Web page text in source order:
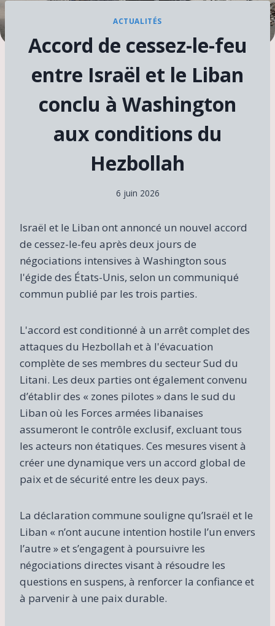
ACTUALITÉS
Accord de cessez-le-feu
entre Israël et le Liban
conclu à Washington
aux conditions du
Hezbollah
6 juin 2026
Israël et le Liban ont annoncé un nouvel accord
de cessez-le-feu après deux jours de
négociations intensives à Washington sous
l'égide des États-Unis, selon un communiqué
commun publié par les trois parties.
L'accord est conditionné à un arrêt complet des
attaques du Hezbollah et à l'évacuation
complète de ses membres du secteur Sud du
Litani. Les deux parties ont également convenu
d’établir des « zones pilotes » dans le sud du
Liban où les Forces armées libanaises
assumeront le contrôle exclusif, excluant tous
les acteurs non étatiques. Ces mesures visent à
créer une dynamique vers un accord global de
paix et de sécurité entre les deux pays.
La déclaration commune souligne qu’Israël et le
Liban « n’ont aucune intention hostile l’un envers
l’autre » et s’engagent à poursuivre les
négociations directes visant à résoudre les
questions en suspens, à renforcer la confiance et
à parvenir à une paix durable.